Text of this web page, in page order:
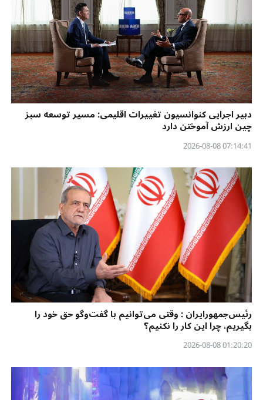
دبیر اجرایی کنوانسیون تغییرات اقلیمی: مسیر توسعه سبز
چین ارزش آموختن دارد
07:14:41 2026-08-08
رئیس‌جمهورایران : وقتی می‌توانیم با گفت‌وگو حق خود را
بگیریم، چرا این کار را نکنیم؟
01:20:20 2026-08-08